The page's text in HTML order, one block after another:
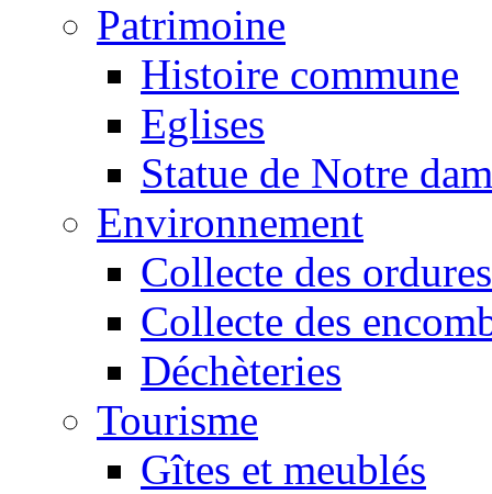
Patrimoine
Histoire commune
Eglises
Statue de Notre
Environnement
Collecte des ordures
Collecte des
Déchèteries
Tourisme
Gîtes et meublés